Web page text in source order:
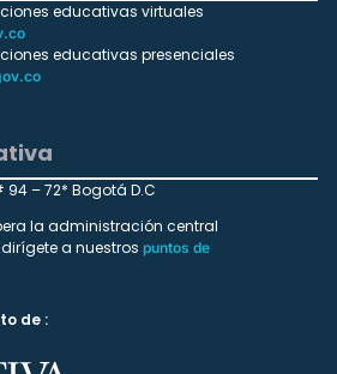
educativas virtuales
educativas presenciales
– 72* Bogotá D.C
la administración central
a nuestros puntos de
de :